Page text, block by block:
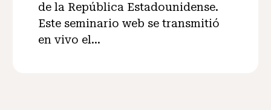
de la República Estadounidense.
Este seminario web se transmitió
en vivo el...